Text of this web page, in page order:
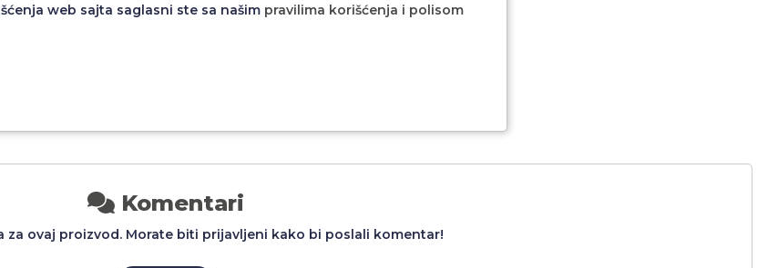
Komentari
za ovaj proizvod. Morate biti prijavljeni kako bi poslali komentar!
web sajta saglasni ste sa našim pravilima korišćenja i polisom